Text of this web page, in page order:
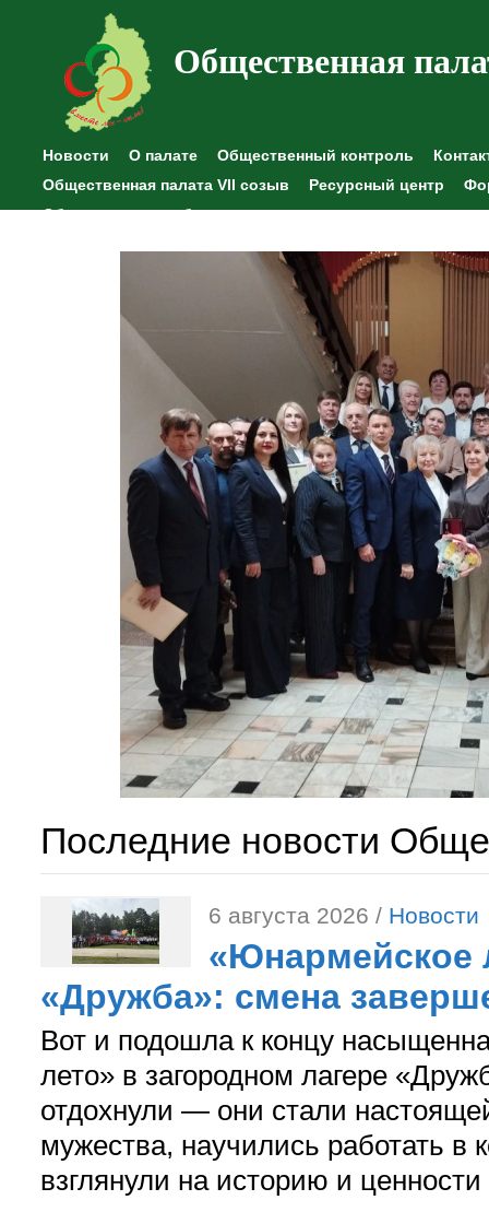
Общественная
Новости О палате Общественный контроль
Общественная палата VII созыв
Ресурсный центр
Общественные наблюдения
Последние новости
6 августа 2026 / Новости
«Юнармейское
«Дружба»: смена
Вот и подошла к концу
лето» в загородном лагере
отдохнули — они стали
мужества, научились работать в
взглянули на историю и